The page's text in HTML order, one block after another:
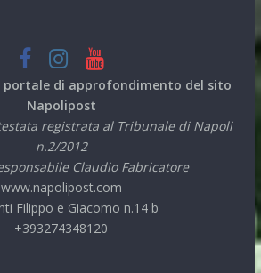
portale di approfondimento del sito
Napolipost
registrata al Tribunale di Napoli
n.2/2012
Claudio Fabricatore
www.napolipost.com
Filippo e Giacomo n.14 b
+393274348120